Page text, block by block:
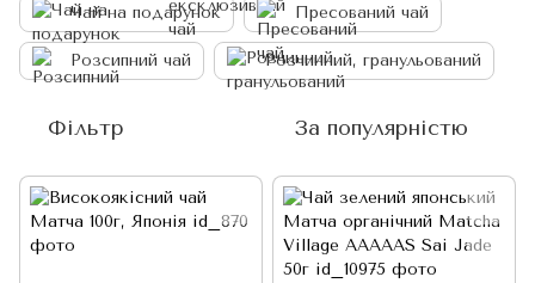
Чай на подарунок Пресований чай
Розсипний чай Розчинний, гранульований
Фільтр За популярністю